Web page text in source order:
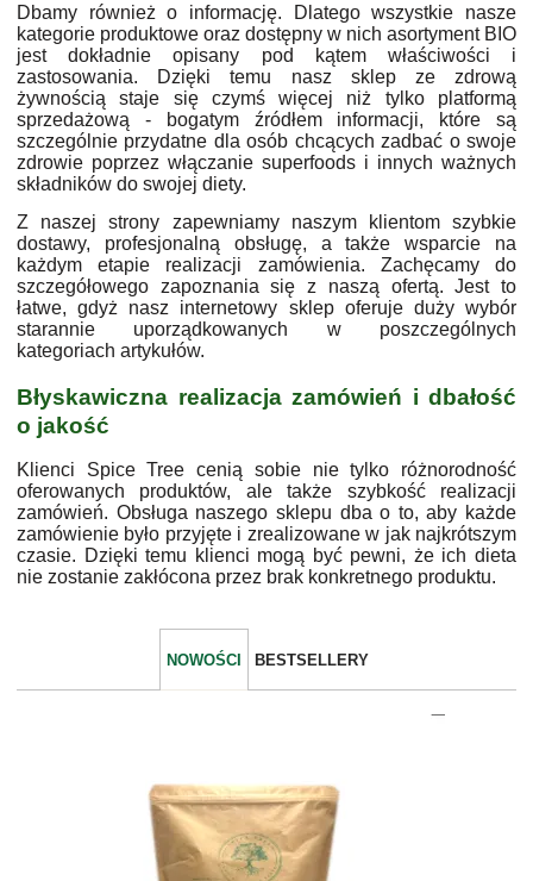
Dbamy również o informację. Dlatego wszystkie nasze
kategorie produktowe oraz dostępny w nich asortyment BIO
jest dokładnie opisany pod kątem właściwości i
zastosowania. Dzięki temu nasz sklep ze zdrową
żywnością staje się czymś więcej niż tylko platformą
sprzedażową - bogatym źródłem informacji, które są
szczególnie przydatne dla osób chcących zadbać o swoje
zdrowie poprzez włączanie superfoods i innych ważnych
składników do swojej diety.
Z naszej strony zapewniamy naszym klientom szybkie
dostawy, profesjonalną obsługę, a także wsparcie na
każdym etapie realizacji zamówienia. Zachęcamy do
szczegółowego zapoznania się z naszą ofertą. Jest to
łatwe, gdyż nasz internetowy sklep oferuje duży wybór
starannie uporządkowanych w poszczególnych
kategoriach artykułów.
Błyskawiczna realizacja zamówień i dbałość
o jakość
Klienci Spice Tree cenią sobie nie tylko różnorodność
oferowanych produktów, ale także szybkość realizacji
zamówień. Obsługa naszego sklepu dba o to, aby każde
zamówienie było przyjęte i zrealizowane w jak najkrótszym
czasie. Dzięki temu klienci mogą być pewni, że ich dieta
nie zostanie zakłócona przez brak konkretnego produktu.
NOWOŚCI BESTSELLERY